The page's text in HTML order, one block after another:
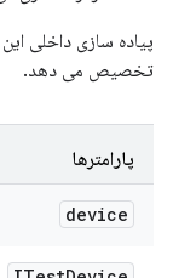
پیاده سازی داخلی
تخصیص می دهد.
پارامترها
device